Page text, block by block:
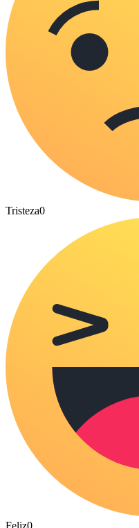
Tristeza0
Feliz0